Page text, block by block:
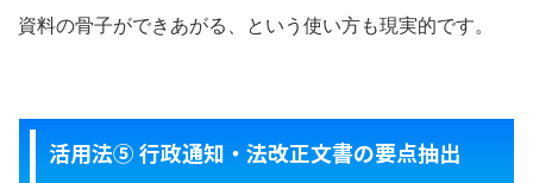
資料の骨子ができあがる、という使い方も現実的です。
活用法⑤ 行政通知・法改正文書の要点抽出